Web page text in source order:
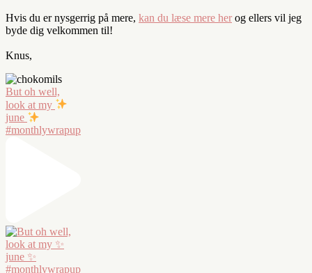
Hvis du er nysgerrig på mere, kan du læse mere her og ellers vil jeg
byde dig velkommen til!
Knus,
But oh well,
look at my
june
#monthlywrapup